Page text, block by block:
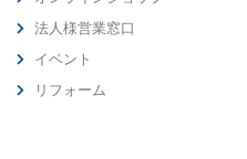
法人様営業窓口
イベント
リフォーム